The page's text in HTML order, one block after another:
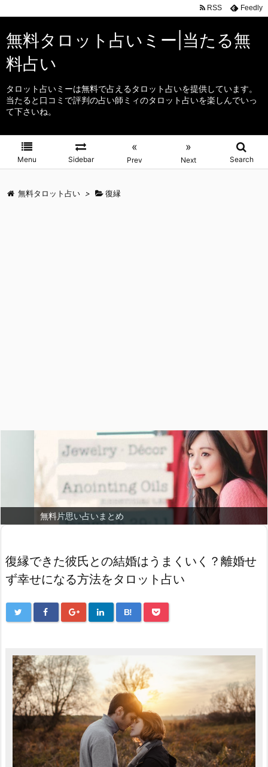
無料タロット占いミー|当たる無
料占い
タロット占いミーは無料で占えるタロット占いを提供しています。
当たると口コミで評判の占い師ミィのタロット占いを楽しんでいっ
て下さいね。
Menu Sidebar
«
Prev
»
Next Search
RSS Feedly
無料タロット占い > 復縁
無料片思い占いまとめ
復縁できた彼氏との結婚はうまくいく？離婚せ
ず幸せになる方法をタロット占い
B!